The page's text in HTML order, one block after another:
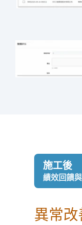
施工後
績效回饋
異常